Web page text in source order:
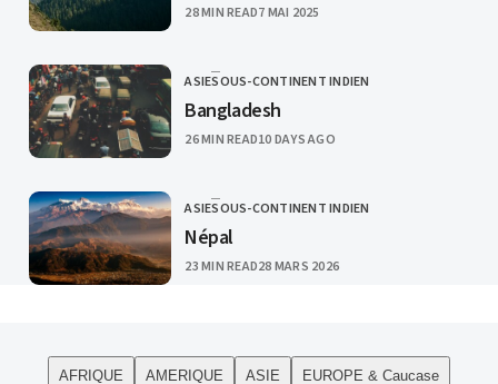
28 MIN READPUBLISHED
7 MAI 2025
CATEGORY
ASIESOUS-CONTINENT INDIEN
Bangladesh
26 MIN READPUBLISHED
10 DAYS AGO
CATEGORY
ASIESOUS-CONTINENT INDIEN
Népal
23 MIN READPUBLISHED
28 MARS 2026
AFRIQUE AMERIQUE ASIE EUROPE & Caucase